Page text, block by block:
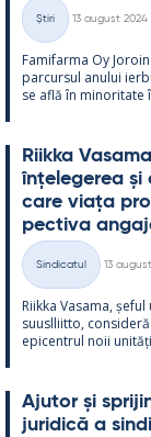
Categorii
Știri
13 august 2024
Fa­mi­farma Oy
parcur­sul anu­lui
se află în mi­no­ri­tate
Riikka
înțe­le­ge­rea și
care viața
pec­tiva
Categorii
Sindicatul
13
Riikka Va­sama,
suusl­liitto,
epicent­rul noii
Aju­tor și
ju­ri­dică a